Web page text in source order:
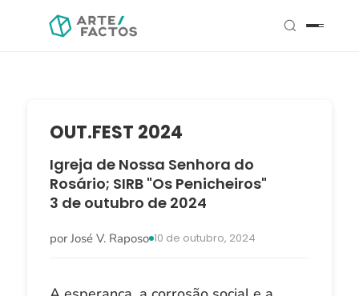
OUT.FEST 2024
Igreja de Nossa Senhora do
Rosário; SIRB "Os Penicheiros"
3 de outubro de 2024
por José V. Raposo 10 de outubro, 2024